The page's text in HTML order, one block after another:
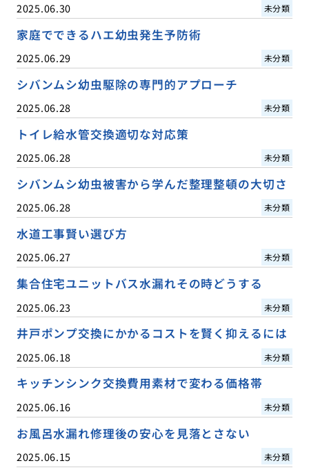
2025.06.30 未分類
家庭でできるハエ幼虫発生予防術
2025.06.29 未分類
シバンムシ幼虫駆除の専門的アプローチ
2025.06.28 未分類
トイレ給水管交換適切な対応策
2025.06.28 未分類
シバンムシ幼虫被害から学んだ整理整頓の大切さ
2025.06.28 未分類
水道工事賢い選び方
2025.06.27 未分類
集合住宅ユニットバス水漏れその時どうする
2025.06.23 未分類
井戸ポンプ交換にかかるコストを賢く抑えるには
2025.06.18 未分類
キッチンシンク交換費用素材で変わる価格帯
2025.06.16 未分類
お風呂水漏れ修理後の安心を見落とさない
2025.06.15 未分類